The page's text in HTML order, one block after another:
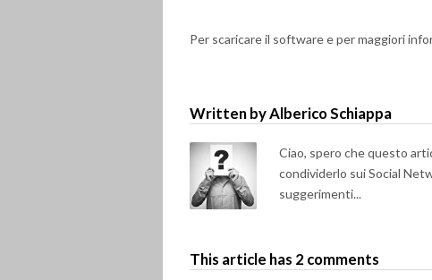
Per scaricare il software e per maggiori
Written by Alberico Schiappa
Ciao, spero che questo
condividerlo sui Social
suggerimenti...
This article has 2 comments